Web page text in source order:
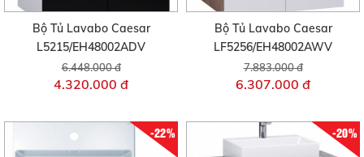
Bộ Tủ Lavabo Caesar
L5215/EH48002ADV
6.448.000 đ
4.320.000 đ
Bộ Tủ Lavabo Caesar
LF5256/EH48002AWV
7.883.000 đ
6.307.000 đ
-22% -20%